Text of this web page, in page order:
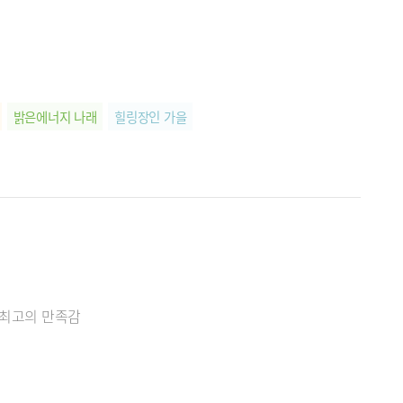
밝은에너지 나래 힐링장인 가을
고의 만족감